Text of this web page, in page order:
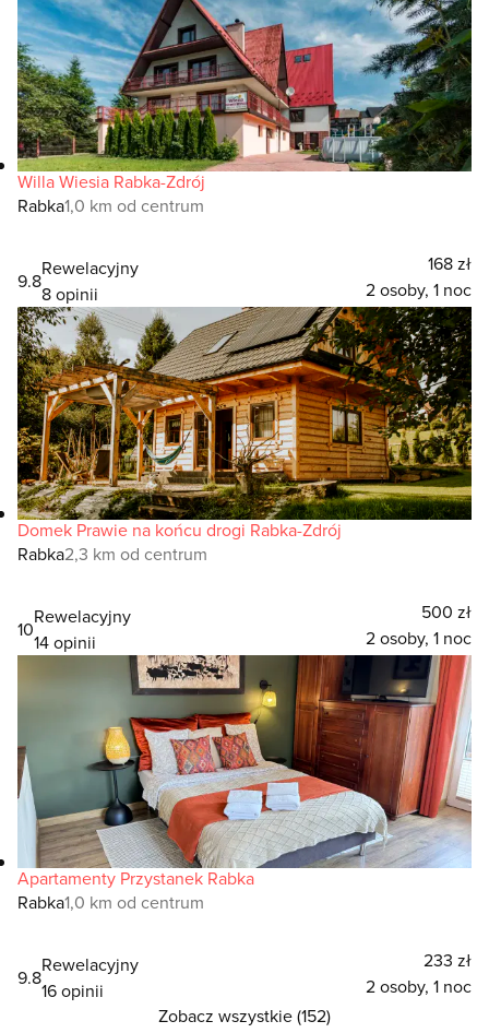
Willa Wiesia Rabka-Zdrój
Rabka1,0 km od centrum
9.8
Rewelacyjny
8 opinii
168 zł
2 osoby, 1 noc
Domek Prawie na końcu drogi Rabka-Zdrój
Rabka2,3 km od centrum
10
Rewelacyjny
14 opinii
500 zł
2 osoby, 1 noc
Apartamenty Przystanek Rabka
Rabka1,0 km od centrum
9.8
Rewelacyjny
16 opinii
233 zł
2 osoby, 1 noc
Zobacz wszystkie (152)